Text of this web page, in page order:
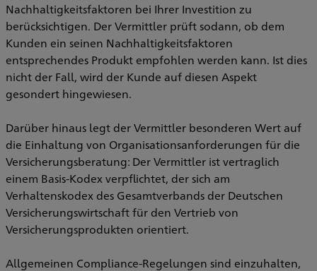
Nachhaltigkeitsfaktoren bei Ihrer Investition zu
berücksichtigen. Der Vermittler prüft sodann, ob dem
Kunden ein seinen Nachhaltigkeitsfaktoren
entsprechendes Produkt empfohlen werden kann. Ist dies
nicht der Fall, wird der Kunde auf diesen Aspekt
gesondert hingewiesen.
Darüber hinaus legt der Vermittler besonderen Wert auf
die Einhaltung von Organisationsanforderungen für die
Versicherungsberatung: Der Vermittler ist vertraglich
einem Basis-Kodex verpflichtet, der sich am
Verhaltenskodex des Gesamtverbands der Deutschen
Versicherungswirtschaft für den Vertrieb von
Versicherungsprodukten orientiert.
Allgemeinen Compliance-Regelungen sind einzuhalten,